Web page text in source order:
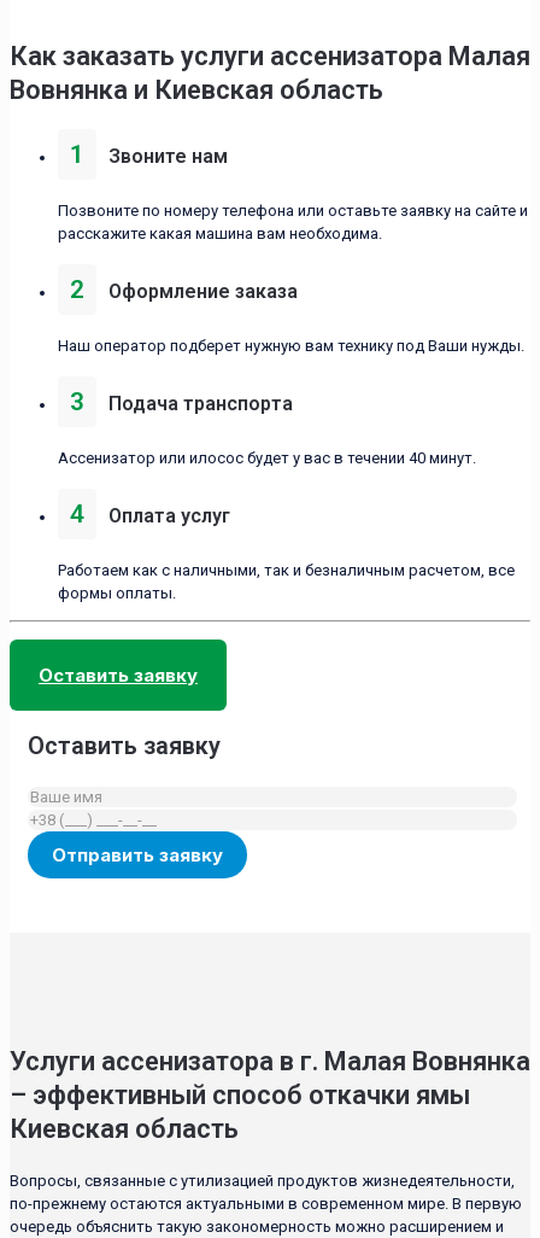
Как заказать услуги ассенизаторa Малая
Вовнянка и Киевская область
1 Звоните нам
Позвоните по номеру телефона или оставьте заявку на сайте и
расскажите какая машина вам необходима.
2 Оформление заказа
Наш оператор подберет нужную вам технику под Ваши нужды.
3 Подача транспорта
Ассенизатор или илосос будет у вас в течении 40 минут.
4 Оплата услуг
Работаем как с наличными, так и безналичным расчетом, все
формы оплаты.
Оставить заявку
Оставить заявку
Услуги ассенизатора в г. Малая Вовнянка
– эффективный способ откачки ямы
Киевская область
Вопросы, связанные с утилизацией продуктов жизнедеятельности,
по-прежнему остаются актуальными в современном мире. В первую
очередь объяснить такую закономерность можно расширением и